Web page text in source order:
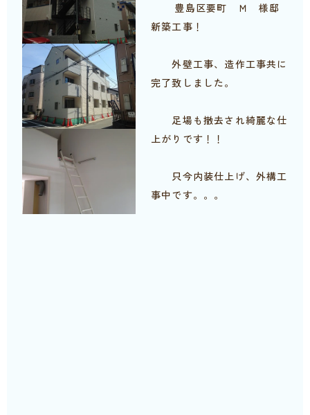
豊島区要町 Ｍ 様邸
新築工事！
外壁工事、造作工事共に
完了致しました。
足場も撤去され綺麗な仕
上がりです！！
只今内装仕上げ、外構工
事中です。。。